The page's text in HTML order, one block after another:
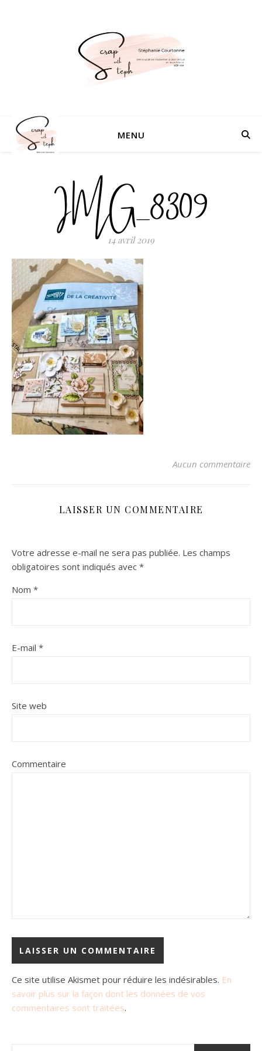
MENU
IMG_8309
14 avril 2019
Aucun commentaire
LAISSER UN COMMENTAIRE
Votre adresse e-mail ne sera pas publiée. Les champs
obligatoires sont indiqués avec *
Nom *
E-mail *
Site web
Commentaire
Ce site utilise Akismet pour réduire les indésirables. En
savoir plus sur la façon dont les données de vos
commentaires sont traitées.